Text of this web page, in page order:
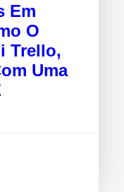
Em
O
Trello,
Uma